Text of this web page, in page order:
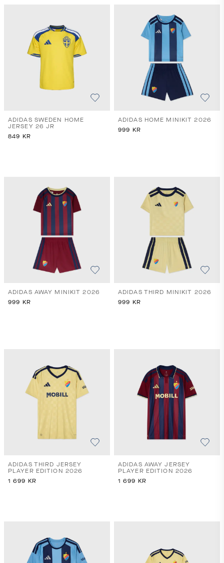
ADIDAS SWEDEN HOME
JERSEY 26 JR
849 KR
ADIDAS HOME MINIKIT 2026
999 KR
ADIDAS AWAY MINIKIT 2026
999 KR
ADIDAS THIRD MINIKIT 2026
999 KR
ADIDAS THIRD JERSEY
PLAYER EDITION 2026
1 699 KR
ADIDAS AWAY JERSEY
PLAYER EDITION 2026
1 699 KR